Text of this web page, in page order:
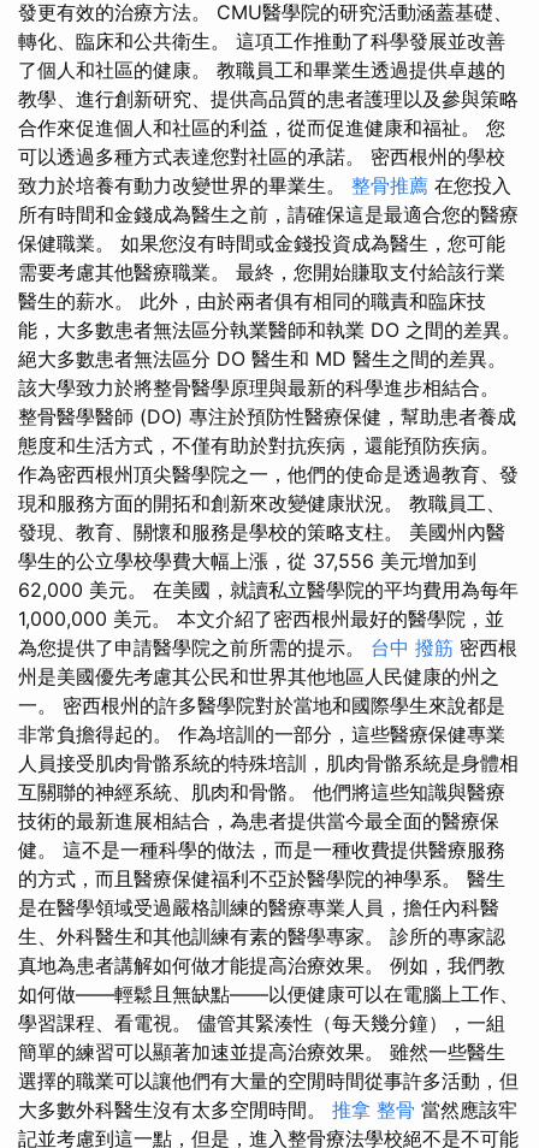
發更有效的治療方法。 CMU醫學院的研究活動涵蓋基礎、
轉化、臨床和公共衛生。 這項工作推動了科學發展並改善
了個人和社區的健康。 教職員工和畢業生透過提供卓越的
教學、進行創新研究、提供高品質的患者護理以及參與策略
合作來促進個人和社區的利益，從而促進健康和福祉。 您
可以透過多種方式表達您對社區的承諾。 密西根州的學校
致力於培養有動力改變世界的畢業生。 整骨推薦 在您投入
所有時間和金錢成為醫生之前，請確保這是最適合您的醫療
保健職業。 如果您沒有時間或金錢投資成為醫生，您可能
需要考慮其他醫療職業。 最終，您開始賺取支付給該行業
醫生的薪水。 此外，由於兩者俱有相同的職責和臨床技
能，大多數患者無法區分執業醫師和執業 DO 之間的差異。
絕大多數患者無法區分 DO 醫生和 MD 醫生之間的差異。
該大學致力於將整骨醫學原理與最新的科學進步相結合。
整骨醫學醫師 (DO) 專注於預防性醫療保健，幫助患者養成
態度和生活方式，不僅有助於對抗疾病，還能預防疾病。
作為密西根州頂尖醫學院之一，他們的使命是透過教育、發
現和服務方面的開拓和創新來改變健康狀況。 教職員工、
發現、教育、關懷和服務是學校的策略支柱。 美國州內醫
學生的公立學校學費大幅上漲，從 37,556 美元增加到
62,000 美元。 在美國，就讀私立醫學院的平均費用為每年
1,000,000 美元。 本文介紹了密西根州最好的醫學院，並
為您提供了申請醫學院之前所需的提示。 台中 撥筋 密西根
州是美國優先考慮其公民和世界其他地區人民健康的州之
一。 密西根州的許多醫學院對於當地和國際學生來說都是
非常負擔得起的。 作為培訓的一部分，這些醫療保健專業
人員接受肌肉骨骼系統的特殊培訓，肌肉骨骼系統是身體相
互關聯的神經系統、肌肉和骨骼。 他們將這些知識與醫療
技術的最新進展相結合，為患者提供當今最全面的醫療保
健。 這不是一種科學的做法，而是一種收費提供醫療服務
的方式，而且醫療保健福利不亞於醫學院的神學系。 醫生
是在醫學領域受過嚴格訓練的醫療專業人員，擔任內科醫
生、外科醫生和其他訓練有素的醫學專家。 診所的專家認
真地為患者講解如何做才能提高治療效果。 例如，我們教
如何做——輕鬆且無缺點——以便健康可以在電腦上工作、
學習課程、看電視。 儘管其緊湊性（每天幾分鐘），一組
簡單的練習可以顯著加速並提高治療效果。 雖然一些醫生
選擇的職業可以讓他們有大量的空閒時間從事許多活動，但
大多數外科醫生沒有太多空閒時間。 推拿 整骨 當然應該牢
記並考慮到這一點，但是，進入整骨療法學校絕不是不可能